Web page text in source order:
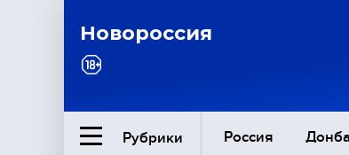
Новороссия
Рубрики Россия